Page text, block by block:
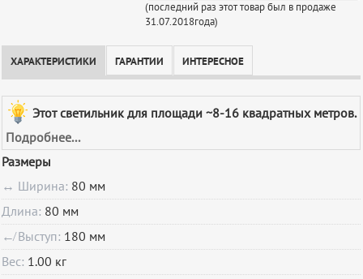
(последний раз этот товар был в продаже
31.07.2018года)
ХАРАКТЕРИСТИКИ ГАРАНТИИ ИНТЕРЕСНОЕ
Этот светильник для площади ~8-16 квадратных метров.
Подробнее...
Размеры
↔ Ширина: 80 мм
Длина: 80 мм
↚ Выступ: 180 мм
Вес: 1.00 кг